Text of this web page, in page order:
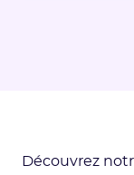
Découvrez